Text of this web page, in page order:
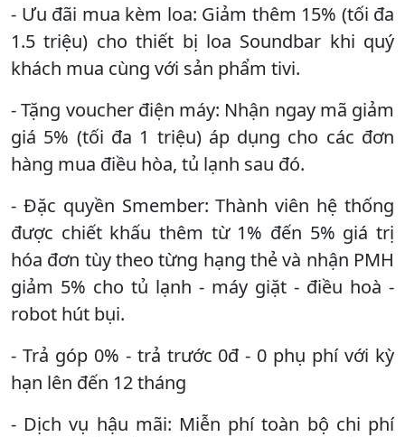
- Ưu đãi mua kèm loa: Giảm thêm 15% (tối đa
1.5 triệu) cho thiết bị loa Soundbar khi quý
khách mua cùng với sản phẩm tivi.
- Tặng voucher điện máy: Nhận ngay mã giảm
giá 5% (tối đa 1 triệu) áp dụng cho các đơn
hàng mua điều hòa, tủ lạnh sau đó.
- Đặc quyền Smember: Thành viên hệ thống
được chiết khấu thêm từ 1% đến 5% giá trị
hóa đơn tùy theo từng hạng thẻ và nhận PMH
giảm 5% cho tủ lạnh - máy giặt - điều hoà -
robot hút bụi.
- Trả góp 0% - trả trước 0đ - 0 phụ phí với kỳ
hạn lên đến 12 tháng
- Dịch vụ hậu mãi: Miễn phí toàn bộ chi phí